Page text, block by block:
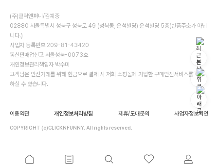
(주)클릭앤퍼니/김예중
02880 서울특별시 성북구 성북로 49 (성북동, 운석빌딩) 운석빌딩 5층(반품주소가 아닙
니다.)
사업자 등록번호 209-81-43420
통신판매업신고 서울성북-0073호
개인정보관리책임자 박수미
고객님은 안전거래를 위해 현금으로 결제 시 저희 소핑몰에 가입한 구매안전서비스를 이용
하실 수 있습니다.
이용약관 개인정보처리방침 제휴/도매문의 사업자정보확인
COPYRIGHT (c)CLICKNFUNNY. All rights reserved.